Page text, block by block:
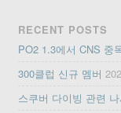
RECENT POSTS
PO2 1.3에서 CNS 중
300클럽 신규 멤버
스쿠버 다이빙 관련